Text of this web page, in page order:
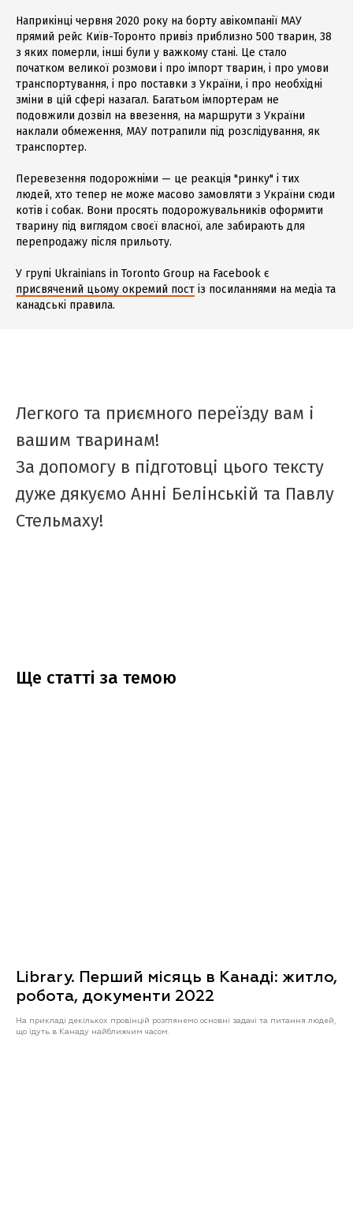
Наприкінці червня 2020 року на борту авікомпанії МАУ
прямий рейс Київ-Торонто привіз приблизно 500 тварин, 38
з яких померли, інші були у важкому стані. Це стало
початком великої розмови і про імпорт тварин, і про умови
транспортування, і про поставки з України, і про необхідні
зміни в цій сфері назагал. Багатьом імпортерам не
подовжили дозвіл на ввезення, на маршрути з України
наклали обмеження, МАУ потрапили під розслідування, як
транспортер.
Перевезення подорожніми — це реакція "ринку" і тих
людей, хто тепер не може масово замовляти з України сюди
котів і собак. Вони просять подорожувальників оформити
тварину під виглядом своєї власної, але забирають для
перепродажу після прильоту.
У групі Ukrainians in Toronto Group на Facebook є
присвячений цьому окремий пост із посиланнями на медіа та
канадські правила.
Легкого та приємного переїзду вам і
вашим тваринам!
За допомогу в підготовці цього тексту
дуже дякуємо Анні Белінській та Павлу
Стельмаху!
Ще статтi за темою
Library. Перший місяць в Канаді: житло,
робота, документи 2022
На прикладі декількох провінцій розглянемо основні задачі та питання людей,
що їдуть в Канаду найближчим часом.